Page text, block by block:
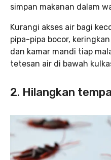
simpan makanan dalam
Kurangi akses air bagi
pipa-pipa bocor,
dan kamar mandi tiap
tetesan air di bawah
2. Hilangkan